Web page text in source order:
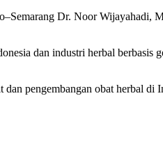
Dr. Noor Wijayahadi,
dan industri herbal
pengembangan obat herbal di